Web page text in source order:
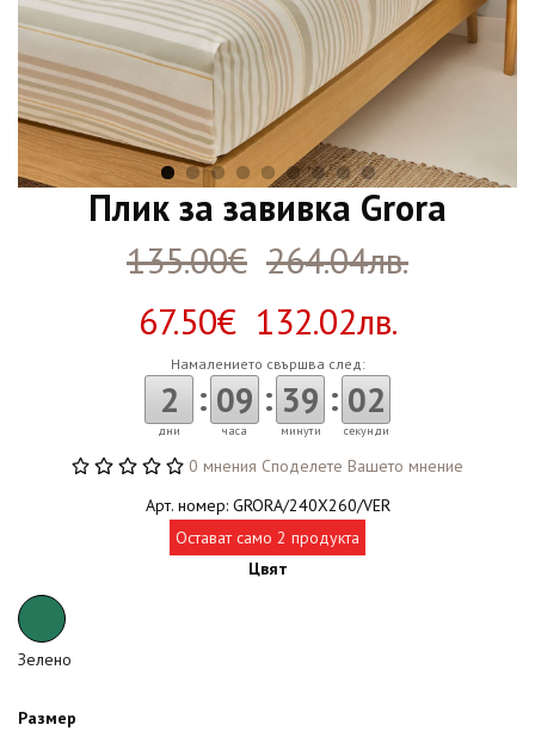
Плик за завивка Grora
135.00€ 264.04лв.
67.50€ 132.02лв.
Намалението свършва след:
2
дни
: 09
часа
: 39
минути
: 01
секунда
0 мнения Споделете Вашето мнение
Арт. номер: GRORA/240X260/VER
Остават само 2 продукта
Цвят
Зелено
Размер